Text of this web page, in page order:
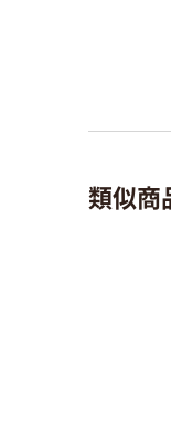
類似商